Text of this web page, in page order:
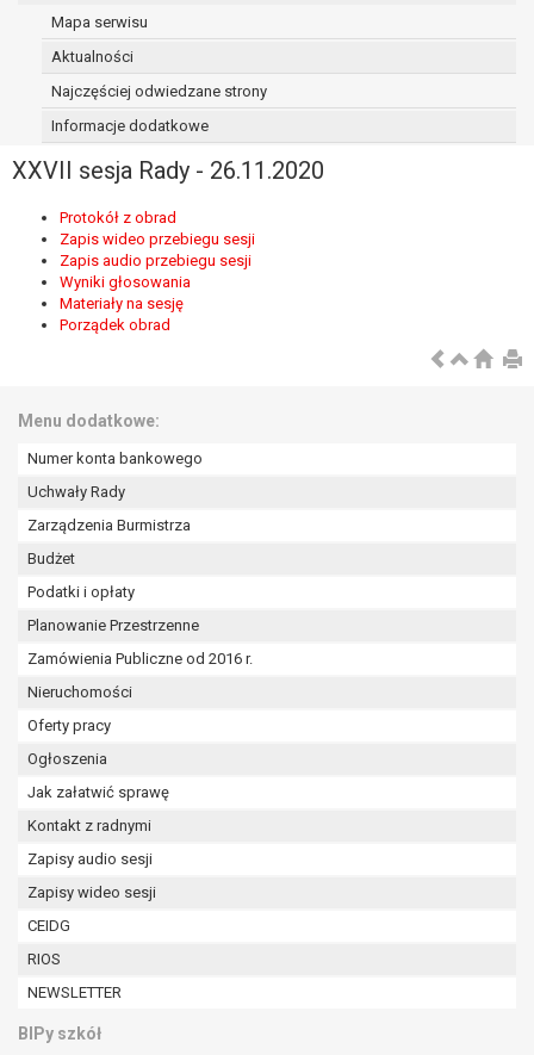
Mapa serwisu
Aktualności
Najczęściej odwiedzane strony
Informacje dodatkowe
XXVII sesja Rady - 26.11.2020
Protokół z obrad
Zapis wideo przebiegu sesji
Zapis audio przebiegu sesji
Wyniki głosowania
Materiały na sesję
Porządek obrad
Menu dodatkowe:
Numer konta bankowego
Uchwały Rady
Zarządzenia Burmistrza
Budżet
Podatki i opłaty
Planowanie Przestrzenne
Zamówienia Publiczne od 2016 r.
Nieruchomości
Oferty pracy
Ogłoszenia
Jak załatwić sprawę
Kontakt z radnymi
Zapisy audio sesji
Zapisy wideo sesji
CEIDG
RIOS
NEWSLETTER
BIPy szkół
podstawie art. 20 RODO, w przypadku gdy
przetwarzanie danych odbywa się na
której dane dotyczą lub na podstawie
zgody wyrażonej przez tą osobę,
prawo sprzeciwu wobec przetwarzania
danych na podstawie art. 21 RODO, wobec
przetwarzania danych osobowych, którego
podstawą prawną jest:
powierzonej administratorowi bądź
Z przyczyn związanych z Pani/Pana
sprzeciwu, administrator nie może już
wolności osoby, której dane dotyczą, lub
podstaw do ustalenia, dochodzenia lub
obrony roszczeń.
lit a RODO), przysługuje Pani/Panu prawo do